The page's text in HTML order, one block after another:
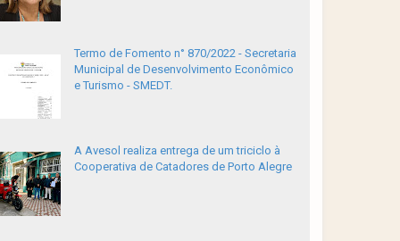
Termo de Fomento n° 870/2022 - Secretaria
Municipal de Desenvolvimento Econômico
e Turismo - SMEDT.
A Avesol realiza entrega de um triciclo à
Cooperativa de Catadores de Porto Alegre